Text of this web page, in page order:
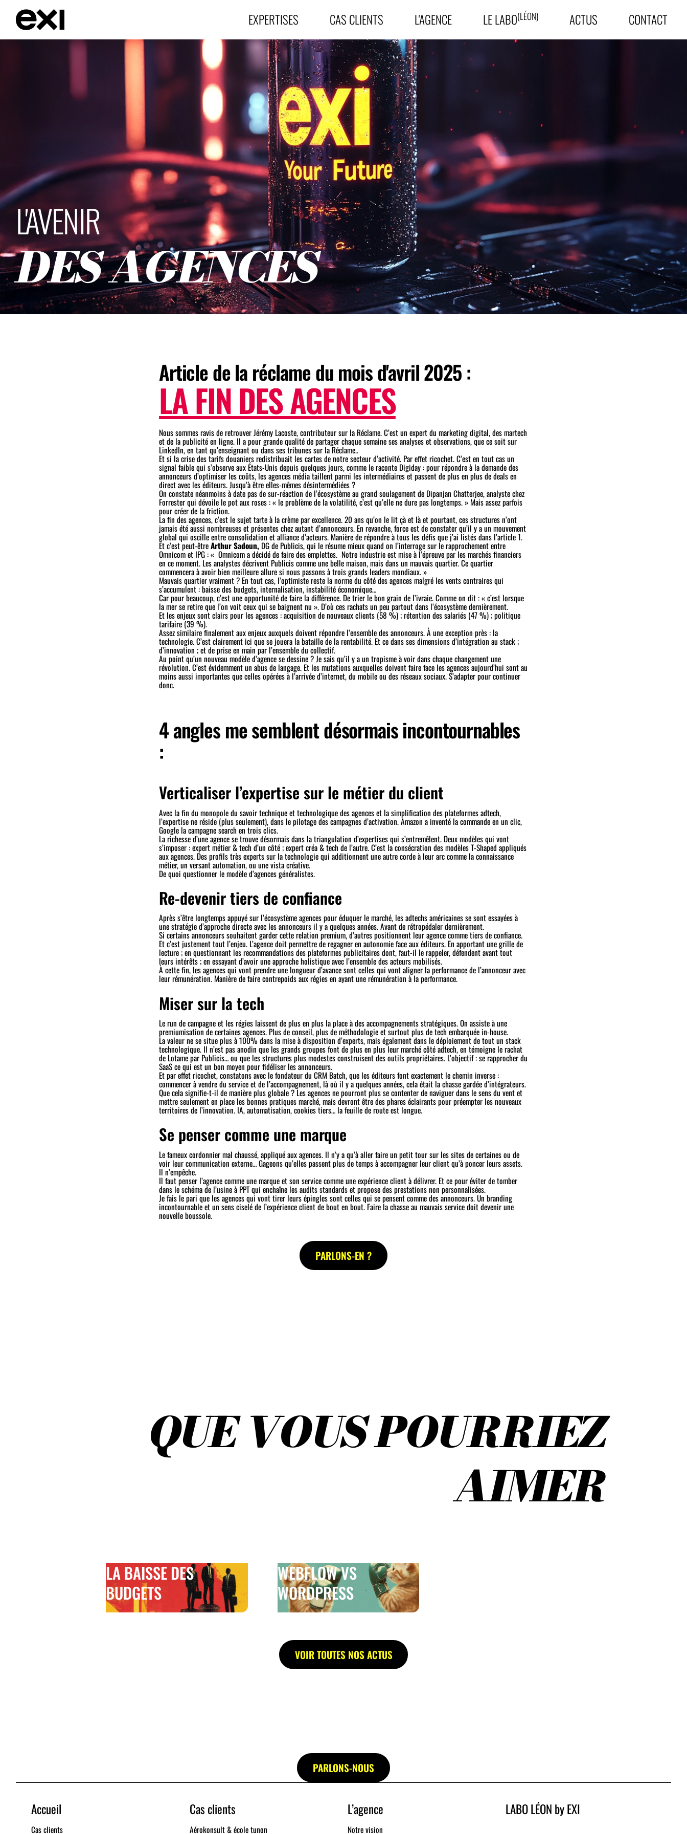
EXPERTISES CAS CLIENTS L'AGENCE LELABO(LÉON) ACTUS CONTACT
L'AVENIR
DESAGENCES
Article de la réclame du mois d'avril 2025 :
LA FIN DES AGENCES
Nous sommes ravis de retrouver Jérémy Lacoste, contributeur sur la Réclame. C’est un expert du marketing digital, des martech
et de la publicité en ligne. Il a pour grande qualité de partager chaque semaine ses analyses et observations, que ce soit sur
LinkedIn, en tant qu’enseignant ou dans ses tribunes sur la Réclame..
Et si la crise des tarifs douaniers redistribuait les cartes de notre secteur d’activité. Par effet ricochet. C’est en tout cas un
signal faible qui s’observe aux États-Unis depuis quelques jours, comme le raconte Digiday : pour répondre à la demande des
annonceurs d’optimiser les coûts, les agences média taillent parmi les intermédiaires et passent de plus en plus de deals en
direct avec les éditeurs. Jusqu’à être elles-mêmes désintermédiées ?
On constate néanmoins à date pas de sur-réaction de l’écosystème au grand soulagement de Dipanjan Chatterjee, analyste chez
Forrester qui dévoile le pot aux roses : « le problème de la volatilité, c’est qu’elle ne dure pas longtemps.» Mais assez parfois
pour créer de la friction.
La fin des agences, c’est le sujet tarte à la crème par excellence. 20 ans qu’on le lit çà et là et pourtant, ces structures n’ont
jamais été aussi nombreuses et présentes chez autant d’annonceurs. En revanche, force est de constater qu’il y a un mouvement
global qui oscille entre consolidation et alliance d’acteurs. Manière de répondre à tous les défis que j’ai listés dans l’article 1.
Et c’est peut-êtreArthur Sadoun, DG de Publicis, qui le résume mieux quand on l’interroge sur le rapprochement entre
Omnicom et IPG : «Omnicom a décidé de faire des emplettes. Notre industrie est mise à l’épreuve par les marchés financiers
en ce moment. Les analystes décrivent Publicis comme une belle maison, mais dans un mauvais quartier. Ce quartier
commencera à avoir bien meilleure allure si nous passons à trois grands leaders mondiaux.»
Mauvais quartier vraiment ? En tout cas, l’optimiste reste la norme du côté des agences malgré les vents contraires qui
s’accumulent : baisse des budgets, internalisation, instabilité économique…
Car pour beaucoup, c’est une opportunité de faire la différence. De trier le bon grain de l’ivraie. Comme on dit : «c’est lorsque
la mer se retire que l’on voit ceux qui se baignent nu». D’où ces rachats un peu partout dans l’écosystème dernièrement.
Et les enjeux sont clairs pour les agences : acquisition de nouveaux clients (58 %) ; rétention des salariés (47 %) ; politique
tarifaire (39 %).
Assez similaire finalement aux enjeux auxquels doivent répondre l’ensemble des annonceurs. À une exception près : la
technologie. C’est clairement ici que se jouera la bataille de la rentabilité. Et ce dans ses dimensions d’intégration au stack ;
d’innovation ; et de prise en main par l’ensemble du collectif.
Au point qu’un nouveau modèle d’agence se dessine ? Je sais qu’il y a un tropisme à voir dans chaque changement une
révolution. C’est évidemment un abus de langage. Et les mutations auxquelles doivent faire face les agences aujourd’hui sont au
moins aussi importantes que celles opérées à l’arrivée d’internet, du mobile ou des réseaux sociaux. S’adapter pour continuer
donc.
4 angles me semblent désormais incontournables
:
Verticaliser l’expertise sur le métier du client
Avec la fin du monopole du savoir technique et technologique des agences et la simplification des plateformes adtech,
l’expertise ne réside (plus seulement), dans le pilotage des campagnes d’activation. Amazon a inventé la commande en un clic,
Google la campagne search en trois clics.
La richesse d’une agence se trouve désormais dans la triangulation d’expertises qui s’entremêlent. Deux modèles qui vont
s’imposer : expert métier & tech d’un côté ; expert créa & tech de l’autre. C’est la consécration des modèles T-Shaped appliqués
aux agences. Des profils très experts sur la technologie qui additionnent une autre corde à leur arc comme la connaissance
métier, un versant automation, ou une vista créative.
De quoi questionner le modèle d’agences généralistes.
Re-devenir tiers de confiance
Après s’être longtemps appuyé sur l’écosystème agences pour éduquer le marché, les adtechs américaines se sont essayées à
une stratégie d’approche directe avec les annonceurs il y a quelques années. Avant de rétropédaler dernièrement.
Si certains annonceurs souhaitent garder cette relation premium, d’autres positionnent leur agence comme tiers de confiance.
Et c’est justement tout l’enjeu. L’agence doit permettre de regagner en autonomie face aux éditeurs. En apportant une grille de
lecture ; en questionnant les recommandations des plateformes publicitaires dont, faut-il le rappeler, défendent avant tout
leurs intérêts ; en essayant d’avoir une approche holistique avec l’ensemble des acteurs mobilisés.
À cette fin, les agences qui vont prendre une longueur d’avance sont celles qui vont aligner la performance de l’annonceur avec
leur rémunération. Manière de faire contrepoids aux régies en ayant une rémunération à la performance.
Miser sur la tech
Le run de campagne et les régies laissent de plus en plus la place à des accompagnements stratégiques. On assiste à une
premiumisation de certaines agences. Plus de conseil, plus de méthodologie et surtout plus de tech embarquée in-house.
La valeur ne se situe plus à 100% dans la mise à disposition d’experts, mais également dans le déploiement de tout un stack
technologique. Il n’est pas anodin que les grands groupes font de plus en plus leur marché côté adtech, en témoigne le rachat
de Lotame par Publicis… ou que les structures plus modestes construisent des outils propriétaires. L’objectif : se rapprocher du
SaaS ce qui est un bon moyen pour fidéliser les annonceurs.
Et par effet ricochet, constatons avec le fondateur du CRM Batch, que les éditeurs font exactement le chemin inverse :
commencer à vendre du service et de l’accompagnement, là où il y a quelques années, cela était la chasse gardée d’intégrateurs.
Que cela signifie-t-il de manière plus globale ? Les agences ne pourront plus se contenter de naviguer dans le sens du vent et
mettre seulement en place les bonnes pratiques marché, mais devront être des phares éclairants pour préempter les nouveaux
territoires de l’innovation. IA, automatisation, cookies tiers… la feuille de route est longue.
Se penser comme une marque
Le fameux cordonnier mal chaussé, appliqué aux agences. Il n’y a qu’à aller faire un petit tour sur les sites de certaines ou de
voir leur communication externe… Gageons qu’elles passent plus de temps à accompagner leur client qu’à poncer leurs assets.
Il n’empêche.
Il faut penser l’agence comme une marque et son service comme une expérience client à délivrer. Et ce pour éviter de tomber
dans le schéma de l’usine à PPT qui enchaîne les audits standards et propose des prestations non personnalisées.
Je fais le pari que les agences qui vont tirer leurs épingles sont celles qui se pensent comme des annonceurs. Un branding
incontournable et un sens ciselé de l’expérience client de bout en bout. Faire la chasse au mauvais service doit devenir une
nouvelle boussole.
PARLONS-EN ?
QUE VOUSPOURRIEZ
AIMER
LA BAISSE DES
BUDGETS
WEBFLOW VS
WORDPRESS
VOIR TOUTES NOS ACTUS
PARLONS-NOUS
Accueil
Cas clients
Cas clients
Aérokonsult & école tunon
L’agence
Notre vision
LABO LÉON by EXI